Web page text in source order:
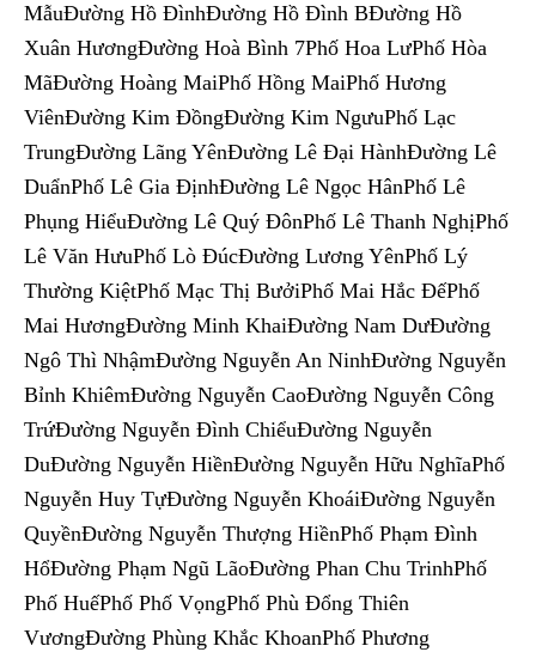
MẫuĐường Hồ ĐìnhĐường Hồ Đình BĐường Hồ
Xuân HươngĐường Hoà Bình 7Phố Hoa LưPhố Hòa
MãĐường Hoàng MaiPhố Hồng MaiPhố Hương
ViênĐường Kim ĐồngĐường Kim NgưuPhố Lạc
TrungĐường Lãng YênĐường Lê Đại HànhĐường Lê
DuẩnPhố Lê Gia ĐịnhĐường Lê Ngọc HânPhố Lê
Phụng HiểuĐường Lê Quý ĐônPhố Lê Thanh NghịPhố
Lê Văn HưuPhố Lò ĐúcĐường Lương YênPhố Lý
Thường KiệtPhố Mạc Thị BưởiPhố Mai Hắc ĐếPhố
Mai HươngĐường Minh KhaiĐường Nam DưĐường
Ngô Thì NhậmĐường Nguyễn An NinhĐường Nguyễn
Bỉnh KhiêmĐường Nguyễn CaoĐường Nguyễn Công
TrứĐường Nguyễn Đình ChiểuĐường Nguyễn
DuĐường Nguyễn HiềnĐường Nguyễn Hữu NghĩaPhố
Nguyễn Huy TựĐường Nguyễn KhoáiĐường Nguyễn
QuyềnĐường Nguyễn Thượng HiềnPhố Phạm Đình
HổĐường Phạm Ngũ LãoĐường Phan Chu TrinhPhố
Phố HuếPhố Phố VọngPhố Phù Đổng Thiên
VươngĐường Phùng Khắc KhoanPhố Phương